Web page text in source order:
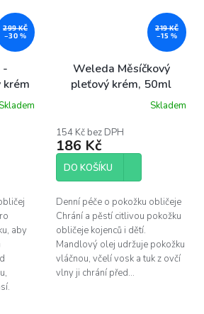
299 KČ
–30 %
-
krém
Skladem
aby
219 KČ
–15 %
Weleda Měsíčkový
pleťový krém, 50ml
Skladem
154 Kč bez DPH
186 Kč
DO KOŠÍKU
Denní péče o pokožku obličeje
Chrání a pěstí citlivou pokožku
obličeje kojenců i dětí.
Mandlový olej udržuje pokožku
vláčnou, včelí vosk a tuk z ovčí
vlny ji chrání před...